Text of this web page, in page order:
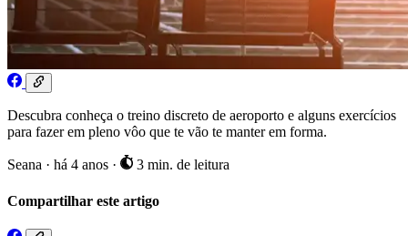
Descubra conheça o treino discreto de aeroporto e alguns exercícios
para fazer em pleno vôo que te vão te manter em forma.
Seana · há 4 anos · 3 min. de leitura
Compartilhar este artigo